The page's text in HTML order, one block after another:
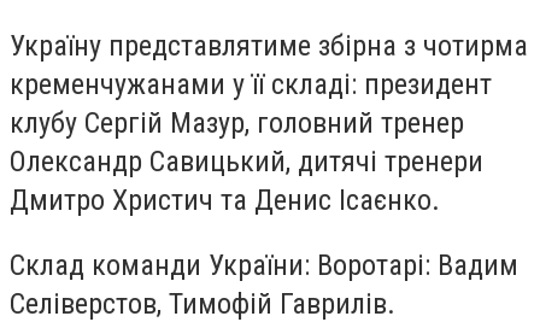
Україну представлятиме збірна з чотирма
кременчужанами у її складі: президент
клубу Сергій Мазур, головний тренер
Олександр Савицький, дитячі тренери
Дмитро Христич та Денис Ісаєнко.
Склад команди України: Воротарі: Вадим
Селіверстов, Тимофій Гаврилів.